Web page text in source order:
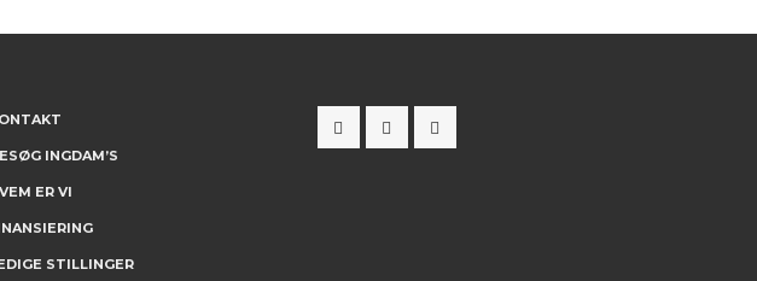
INGDAM’S
ER VI
STILLINGER